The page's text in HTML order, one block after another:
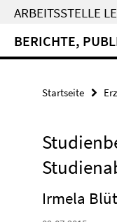
ARBEITSSTELLE
BERICHTE,
Startseite
Irmela